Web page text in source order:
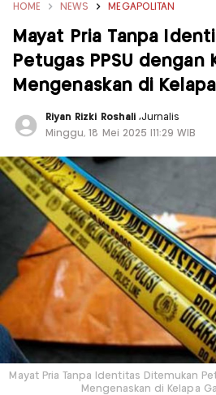
HOME NEWS MEGAPOLITAN
Mayat Pria Tanpa
Petugas PPSU dengan
Mengenaskan di
Riyan Rizki Roshali ,Jurnalis
Minggu, 18 Mei 2025 |11:29 WIB
Mayat Pria Tanpa Identitas Ditemukan
Mengenaskan di Kelapa